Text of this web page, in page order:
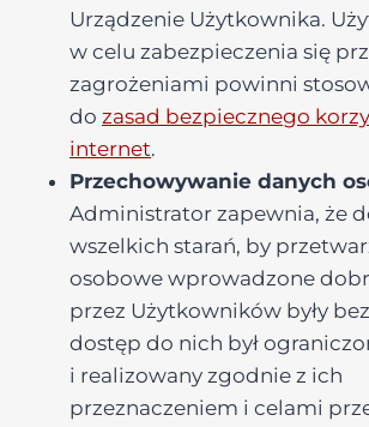
Urządzenie Użytkownika.
w celu zabezpieczenia się
zagrożeniami powinni
do zasad bezpiecznego
internet.
Przechowywanie danych
Administrator zapewnia, że
wszelkich starań, by
osobowe wprowadzone
przez Użytkowników były
dostęp do nich był
i realizowany zgodnie z ich
przeznaczeniem i celami